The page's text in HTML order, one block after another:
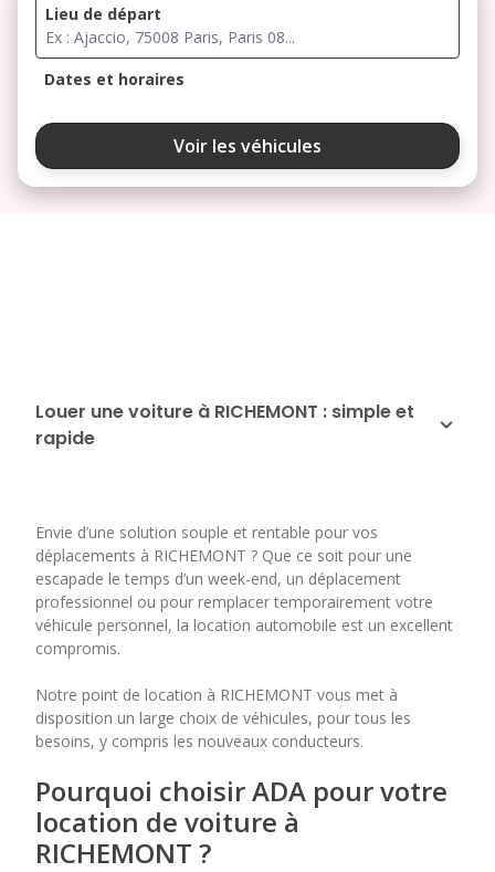
Lieu de départ
Dates et horaires
août 2026
ma me
31
1
2 3
7 8 9 10 11
14
21 22 23 24
28 29 30
Voir les véhicules
Louer une voiture à RICHEMONT : simple et
rapide
Envie d’une solution souple et rentable pour vos
déplacements à RICHEMONT ? Que ce soit pour une
escapade le temps d’un week-end, un déplacement
professionnel ou pour remplacer temporairement votre
véhicule personnel, la location automobile est un excellent
compromis.
Notre point de location à RICHEMONT vous met à
disposition un large choix de véhicules, pour tous les
besoins, y compris les nouveaux conducteurs.
Pourquoi choisir ADA pour votre
location de voiture à
RICHEMONT ?